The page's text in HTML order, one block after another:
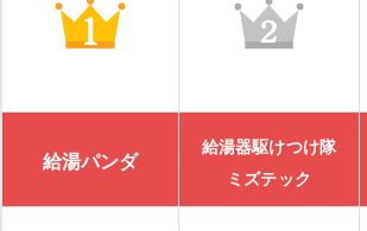
給湯パンダ
給湯器駆けつけ隊
ミズテック